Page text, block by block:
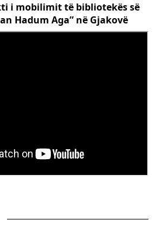
i mobilimit të bibliotekës së
Hadum Aga” në Gjakovë